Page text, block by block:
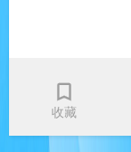
收藏